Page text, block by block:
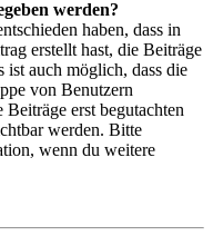
werden?
haben, dass in
erstellt hast, die Beiträge
ist auch möglich, dass die
von Benutzern
erst begutachten
werden. Bitte
wenn du weitere